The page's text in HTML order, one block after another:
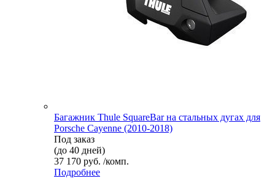
Багажник Thule SquareBar на стальных дугах для
Porsche Cayenne (2010-2018)
Под заказ
(до 40 дней)
37 170 руб. /комп.
Подробнее